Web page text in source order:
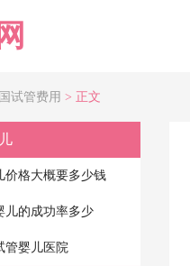
试管费用 > 正文
价格大概要多少钱
儿的成功率多少
管婴儿医院